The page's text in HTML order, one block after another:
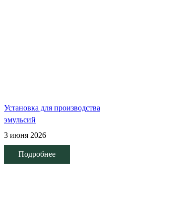
Установка для производства
эмульсий
3 июня 2026
Подробнее